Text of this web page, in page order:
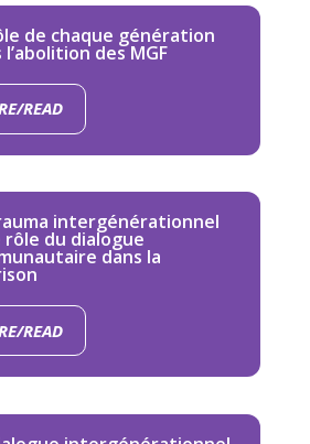
de chaque génération
l’abolition des MGF
READ
intergénérationnel
du dialogue
dans la
READ